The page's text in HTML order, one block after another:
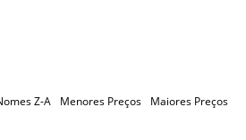
Z-A Menores Preços Maiores Preços